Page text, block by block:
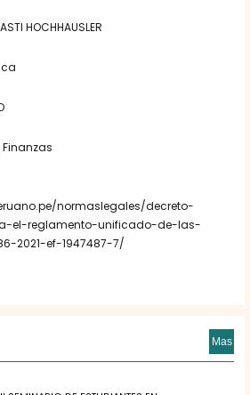
HOCHHAUSLER
normaslegales/decreto-
el-reglamento-unificado-de-las-
2021-ef-1947487-7/
Mas